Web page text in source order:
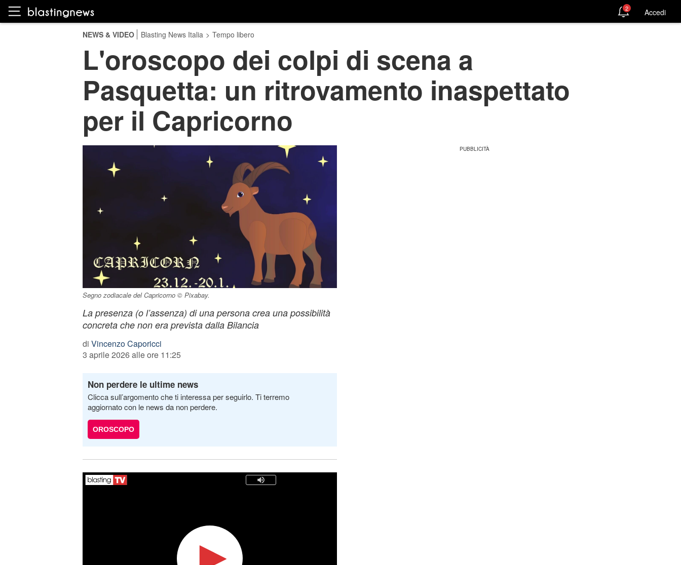
2 Accedi
NEWS & VIDEO Blasting News Italia > Tempo libero
L'oroscopo dei colpi di scena a
Pasquetta: un ritrovamento inaspettato
per il Capricorno
Segno zodiacale del Capricorno © Pixabay.
La presenza (o l’assenza) di una persona crea una possibilità
concreta che non era prevista dalla Bilancia
di Vincenzo Caporicci
3 aprile 2026 alle ore 11:25
Non perdere le ultime news
Clicca sull’argomento che ti interessa per seguirlo. Ti terremo
aggiornato con le news da non perdere.
OROSCOPO